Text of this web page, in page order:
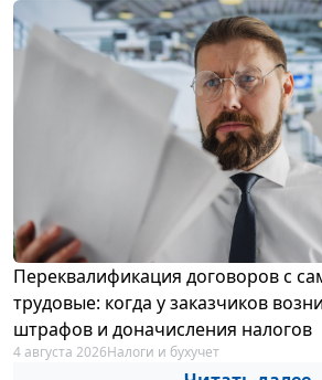
Переквалификация договоров с
трудовые: когда у заказчиков
штрафов и доначисления налогов
4 августа 2026Налоги и бухучет